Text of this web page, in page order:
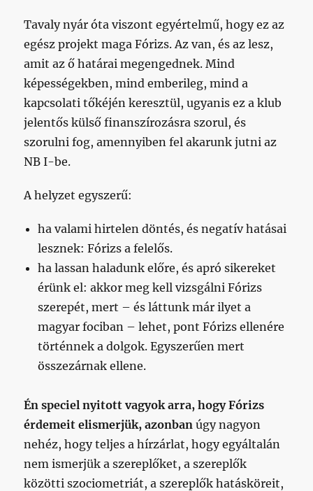
Tavaly nyár óta viszont egyértelmű, hogy ez az
egész projekt maga Fórizs. Az van, és az lesz,
amit az ő határai megengednek. Mind
képességekben, mind emberileg, mind a
kapcsolati tőkéjén keresztül, ugyanis ez a klub
jelentős külső finanszírozásra szorul, és
szorulni fog, amennyiben fel akarunk jutni az
NB I-be.
A helyzet egyszerű:
ha valami hirtelen döntés, és negatív hatásai
lesznek: Fórizs a felelős.
ha lassan haladunk előre, és apró sikereket
érünk el: akkor meg kell vizsgálni Fórizs
szerepét, mert – és láttunk már ilyet a
magyar fociban – lehet, pont Fórizs ellenére
történnek a dolgok. Egyszerűen mert
összezárnak ellene.
Én speciel nyitott vagyok arra, hogy Fórizs
érdemeit elismerjük, azonban úgy nagyon
nehéz, hogy teljes a hírzárlat, hogy egyáltalán
nem ismerjük a szereplőket, a szereplők
közötti szociometriát, a szereplők hatásköreit,